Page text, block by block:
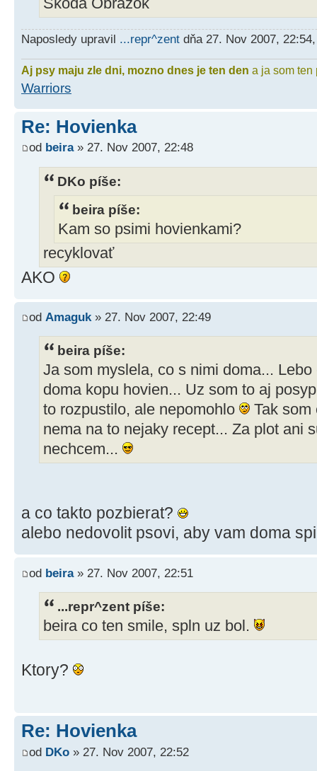
Skoda
Naposledy upravil ...repr^zent dňa 27. Nov 2007,
Aj psy maju zle dni, mozno dnes je ten den a ja som ten
Warriors
Re: Hovienka
od beira» 27. Nov 2007, 22:48
DKo píše:
beira píše:
Kam so psimi hovienkami?
recyklovať
AKO
od Amaguk» 27. Nov 2007, 22:49
beira píše:
Ja som myslela, co s nimi doma...
doma kopu hovien... Uz som to aj
to rozpustilo, ale nepomohlo
Tak som
nema na to nejaky recept... Za plot ani
nechcem...
a co takto pozbierat?
alebo nedovolit psovi, aby vam doma
od beira» 27. Nov 2007, 22:51
...repr^zent píše:
beira co ten smile, spln uz bol.
Ktory?
Re: Hovienka
od DKo » 27. Nov 2007, 22:52